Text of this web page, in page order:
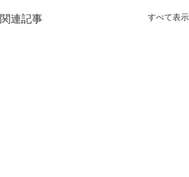
関連記事 すべて表示